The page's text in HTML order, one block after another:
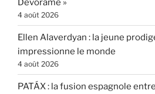
4 août 2026
Ellen Alaverdyan : la jeune
impressionne le monde
4 août 2026
PATÁX : la fusion espagnole